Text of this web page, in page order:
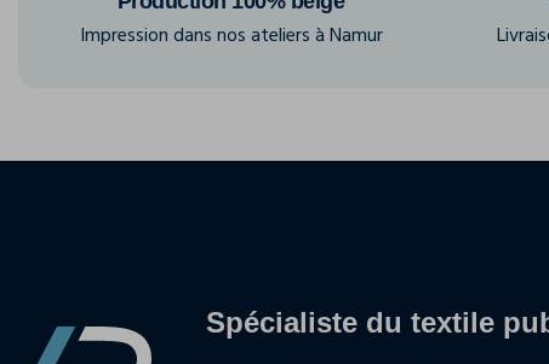
Impression dans nos ateliers à Namur
Spécialiste du textile